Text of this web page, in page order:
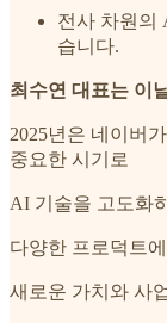
전사 차원의
습니다.
최수연 대표는 이
2025년은 네이버
중요한 시기로
AI 기술을 고도화
다양한 프로덕트
새로운 가치와 사